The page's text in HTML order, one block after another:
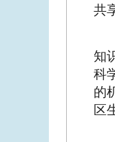
共
知
科
的
区